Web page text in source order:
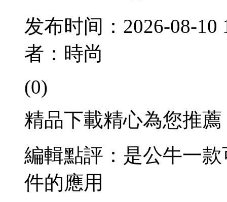
发布时间：2026-08-10
者：時尚
(0)
精品下載精心為您推薦
編輯點評：是公牛一
件的應用